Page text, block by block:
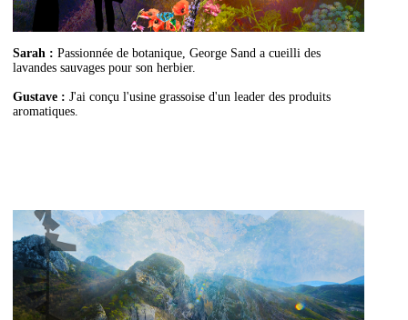
Sarah : Passionnée de botanique, George Sand a cueilli des
lavandes sauvages pour son herbier.
Gustave : J'ai conçu l'usine grassoise d'un leader des produits
aromatiques.